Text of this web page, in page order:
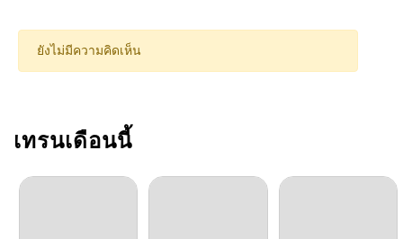
ยังไม่มีความคิดเห็น
เทรนเดือนนี้